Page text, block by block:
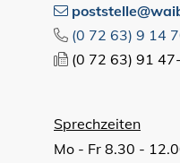
(0 72 63) 9 14
(0 72 63) 91
Sprechzeiten
Mo - Fr 8.30 -